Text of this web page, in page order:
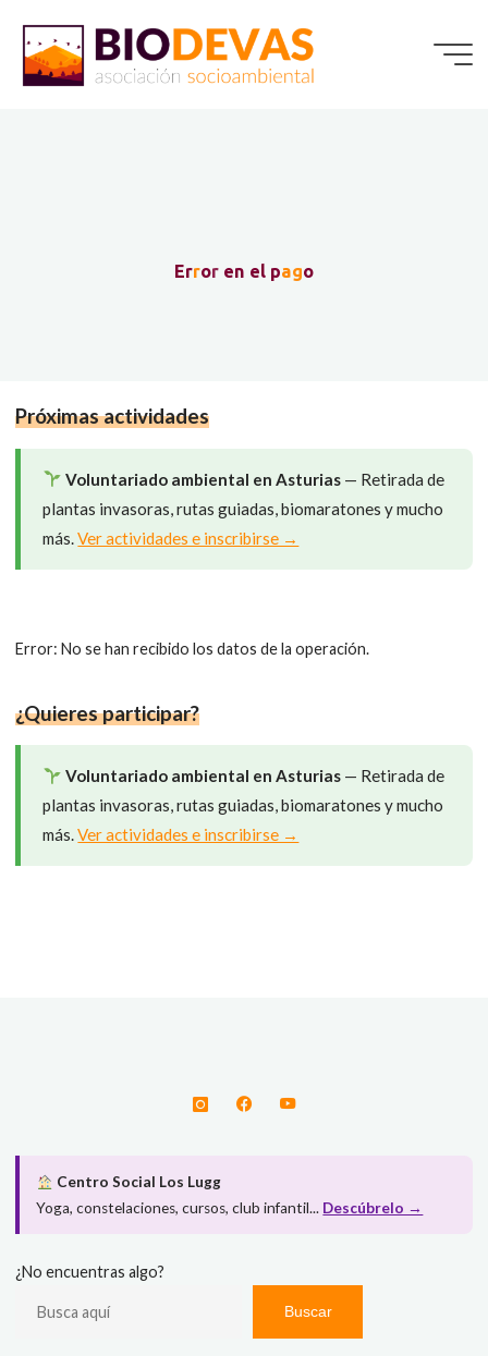
contenido
Error en el pago
Próximas actividades
Voluntariado ambiental en Asturias— Retirada de
plantas invasoras, rutas guiadas, biomaratones y mucho
más.Ver actividades e inscribirse →
Error: No se han recibido los datos de la operación.
¿Quieres participar?
Voluntariado ambiental en Asturias— Retirada de
plantas invasoras, rutas guiadas, biomaratones y mucho
más.Ver actividades e inscribirse →
Centro Social Los Lugg
Yoga, constelaciones, cursos, club infantil... Descúbrelo →
¿No encuentras algo?
Buscar